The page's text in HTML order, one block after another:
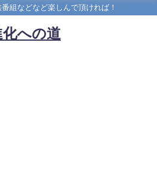
組などなど楽しんで頂ければ！
化への道